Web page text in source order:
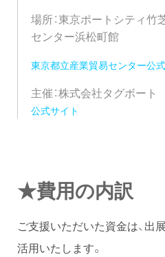
場所：東京ポートシティ竹
センター浜松町館
東京都立産業貿易センター公
主催：株式会社タグボート
公式サイト
★費用の内訳
ご支援いただいた資金は、出
活用いたします。